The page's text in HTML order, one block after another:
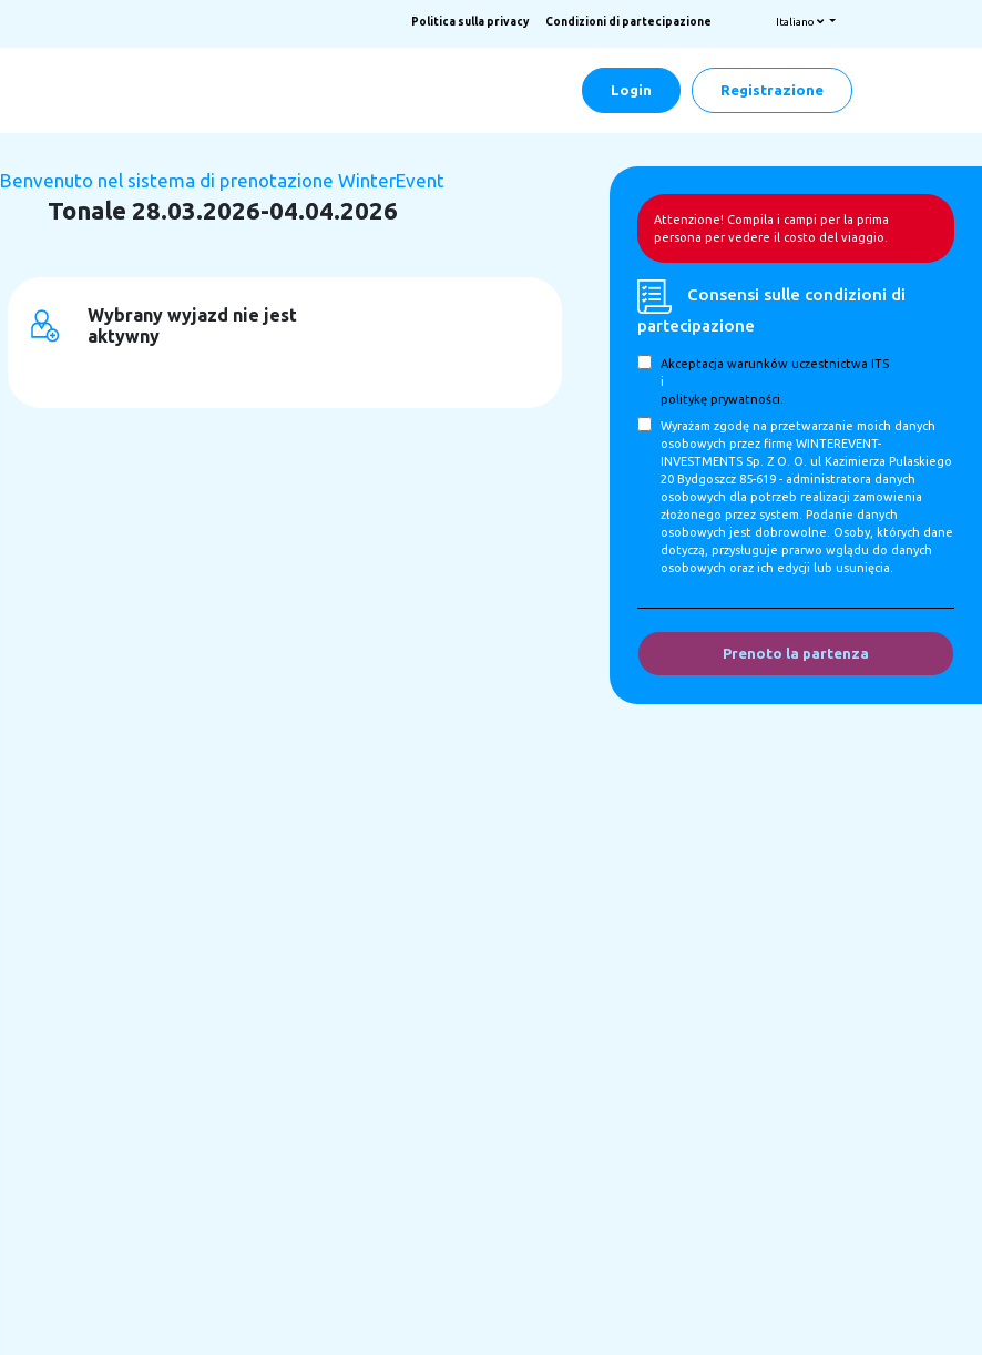
Politica sulla privacy Condizioni di partecipazione Italiano
Login Registrazione
Benvenuto nel sistema di prenotazione WinterEvent
Tonale 28.03.2026-04.04.2026
Wybrany wyjazd nie jest
aktywny
Attenzione! Compila i campi per la prima
persona per vedere il costo del viaggio.
Consensi sulle condizioni di
partecipazione
Akceptacja warunków uczestnictwa ITS
i
politykę prywatności.
Wyrażam zgodę na przetwarzanie moich danych
osobowych przez firmę WINTEREVENT-
INVESTMENTS Sp. Z O. O. ul Kazimierza Pulaskiego
20 Bydgoszcz 85-619 - administratora danych
osobowych dla potrzeb realizacji zamowienia
złożonego przez system. Podanie danych
osobowych jest dobrowolne. Osoby, których dane
dotyczą, przysługuje prarwo wglądu do danych
osobowych oraz ich edycji lub usunięcia.
Prenoto la partenza